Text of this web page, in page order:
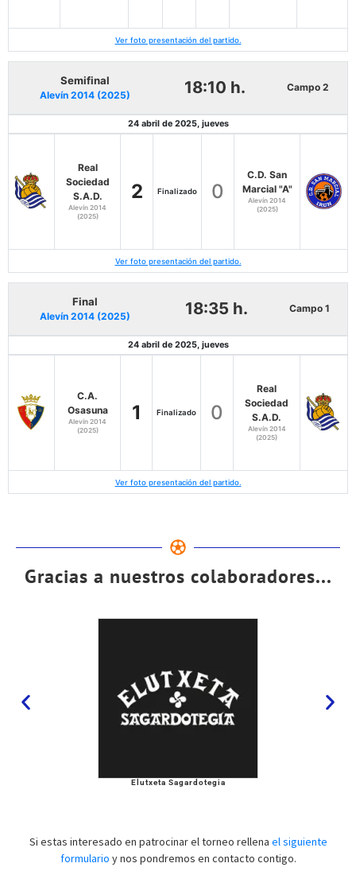
Ver foto presentación del partido.
Semifinal
Alevín 2014 (2025) 18:10 h. Campo 2
24 abril de 2025, jueves
Real
Sociedad
S.A.D.
Alevín 2014
(2025)
2 Finalizado 0
C.D. San
Marcial "A"
Alevín 2014
(2025)
Ver foto presentación del partido.
Final
Alevín 2014 (2025) 18:35 h. Campo 1
24 abril de 2025, jueves
C.A.
Osasuna
Alevín 2014
(2025)
1 Finalizado 0
Real
Sociedad
S.A.D.
Alevín 2014
(2025)
Ver foto presentación del partido.
Gracias a nuestros colaboradores...
Elutxeta Sagardotegia
Si estas interesado en patrocinar el torneo rellena el siguiente
formulario y nos pondremos en contacto contigo.